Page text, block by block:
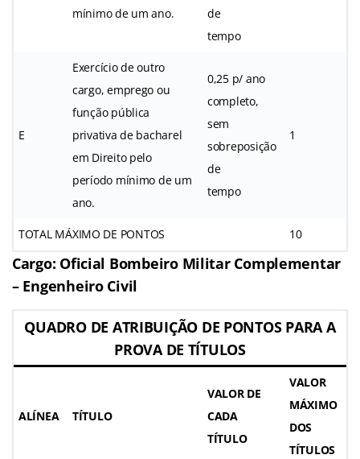
mínimo de um ano.
de
tempo
E
Exercício de outro
cargo, emprego ou
função pública
privativa de bacharel
em Direito pelo
período mínimo de um
ano.
0,25 p/ ano
completo,
sem
sobreposição
de
tempo
1
TOTAL MÁXIMO DE PONTOS 10
Cargo: Oficial Bombeiro Militar Complementar
– Engenheiro Civil
QUADRO DE ATRIBUIÇÃO DE PONTOS PARA A
PROVA DE TÍTULOS
ALÍNEA TÍTULO
VALOR DE
CADA
TÍTULO
VALOR
MÁXIMO
DOS
TÍTULOS